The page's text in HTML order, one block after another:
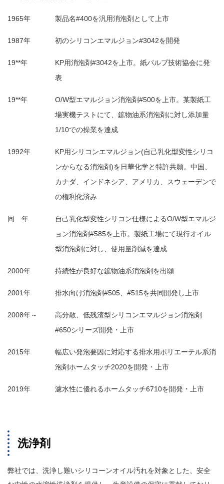
1965年 製品名#400を汎用消泡剤として上市
1987年 初のシリコンエマルジョン#3042を開発
19**年
KP用消泡剤#3042を上市。紙パルプ技術協会に発
表
19**年
O/W型エマルジョン消泡剤#500を上市。某製紙工
場実機テストにて、鉱物油系消泡剤に対し添加量
1/10での操業を達成
1992年
KP用シリコンエマルジョン(自己乳化型変性シリコ
ンからなる消泡剤)を日華化学と特許共願。中国、
カナダ、インドネシア、アメリカ、スウェーデンで
の権利化済み
同 年
自己乳化型変性シリコン仕様によるO/W型エマルジ
ョン消泡剤#585を上市。製紙工場にて現行オイル
型消泡剤に対し、使用量削減を達成
2000年 持続性が良好な鉱物油系消泡剤を出願
2001年 排水向け消泡剤#505、#515を共同開発し上市
2008年～
高分散、低残渣型シリコンエマルジョン消泡剤
#650シリーズ開発・上市
2015年
幅広い発泡要因に対応する排水用ポリエーテル系消
泡剤ホームタッチ2020を開発・上市
2019年 濾水性に優れるホームタッチ6710を開発・上市
洗浄剤
弊社では、洗浄し難いシリコーンオイル汚れを対象とした、安全